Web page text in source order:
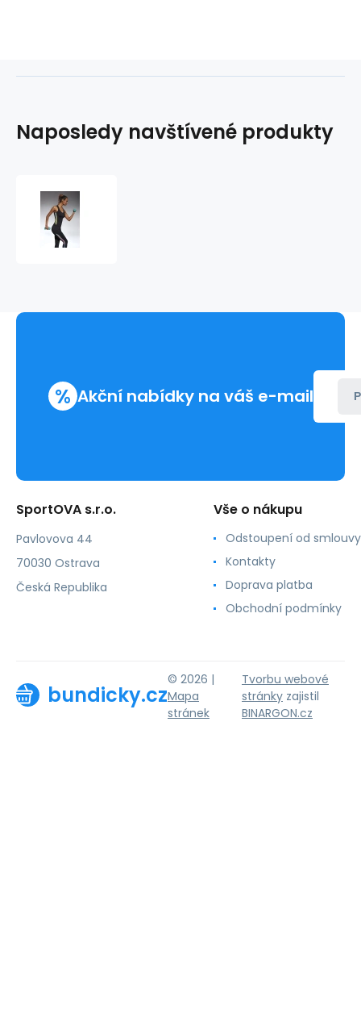
Naposledy navštívené produkty
Bleu
% Akční nabídky na váš e-mail
SportOVA s.r.o.
Pavlovova 44
70030 Ostrava
Česká Republika
Vše o nákupu
Odstoupení od smlouvy
Kontakty
Doprava platba
Obchodní podmínky
bundicky.cz
© 2026 |
Mapa
stránek
Tvorbu webové
stránky zajistil
BINARGON.cz